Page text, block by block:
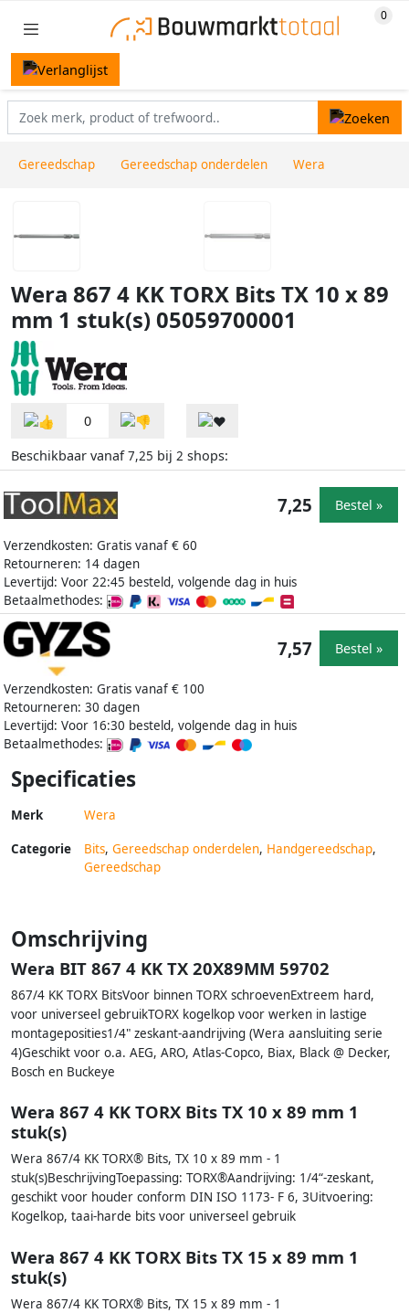
Gereedschap Gereedschap onderdelen Wera
Wera 867 4 KK TORX Bits TX 10 x 89
mm 1 stuk(s) 05059700001
0
Beschikbaar vanaf7,25 bij 2 shops:
Verzendkosten: Gratis vanaf € 60
Retourneren: 14 dagen
Levertijd: Voor 22:45 besteld, volgende dag in huis
Betaalmethodes:
7,25 Bestel »
Verzendkosten: Gratis vanaf € 100
Retourneren: 30 dagen
Levertijd: Voor 16:30 besteld, volgende dag in huis
Betaalmethodes:
7,57 Bestel »
Specificaties
Merk Wera
Categorie Bits, Gereedschap onderdelen, Handgereedschap,
Gereedschap
Omschrijving
Wera BIT 867 4 KK TX 20X89MM 59702
867/4 KK TORX BitsVoor binnen TORX schroevenExtreem hard,
voor universeel gebruikTORX kogelkop voor werken in lastige
montageposities1/4" zeskant-aandrijving (Wera aansluiting serie
4)Geschikt voor o.a. AEG, ARO, Atlas-Copco, Biax, Black @ Decker,
Bosch en Buckeye
Wera 867 4 KK TORX Bits TX 10 x 89 mm 1
stuk(s)
Wera 867/4 KK TORX® Bits, TX 10 x 89 mm - 1
stuk(s)BeschrijvingToepassing: TORX®Aandrijving: 1/4“-zeskant,
geschikt voor houder conform DIN ISO 1173- F 6, 3Uitvoering:
Kogelkop, taai-harde bits voor universeel gebruik
Wera 867 4 KK TORX Bits TX 15 x 89 mm 1
stuk(s)
Wera 867/4 KK TORX® Bits, TX 15 x 89 mm - 1